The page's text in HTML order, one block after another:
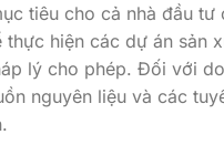
tiêu cho cả nhà đầu tư
thực hiện các dự án
lý cho phép. Đối với
nguyên liệu và các